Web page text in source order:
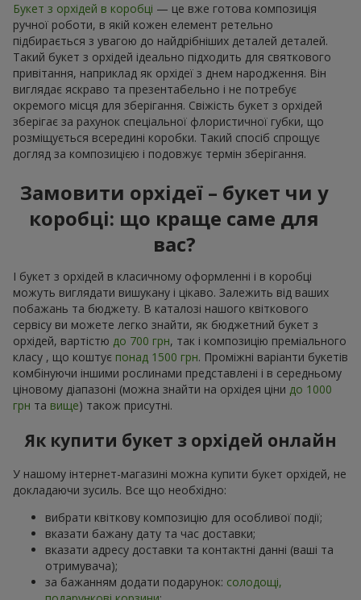
Букет з орхідей в коробці — це вже готова композиція
ручної роботи, в якій кожен елемент ретельно
підбирається з увагою до найдрібніших деталей деталей.
Такий букет з орхідей ідеально підходить для святкового
привітання, наприклад як орхідеї з днем народження. Він
виглядає яскраво та презентабельно і не потребує
окремого місця для зберігання. Свіжість букет з орхідей
зберігає за рахунок спеціальної флористичної губки, що
розміщується всередині коробки. Такий спосіб спрощує
догляд за композицією і подовжує термін зберігання.
Замовити орхідеї – букет чи у
коробці: що краще саме для
вас?
І букет з орхідей в класичному оформленні і в коробці
можуть виглядати вишукану і цікаво. Залежить від ваших
побажань та бюджету. В каталозі нашого квіткового
сервісу ви можете легко знайти, як бюджетний букет з
орхідей, вартістю до 700 грн, так і композицію преміального
класу , що коштує понад 1500 грн. Проміжні варіанти букетів
комбінуючи іншими рослинами представлені і в середньому
ціновому діапазоні (можна знайти на орхідея ціни до 1000
грн та вище) також присутні.
Як купити букет з орхідей онлайн
У нашому інтернет-магазині можна купити букет орхідей, не
докладаючи зусиль. Все що необхідно:
вибрати квіткову композицію для особливої події;
вказати бажану дату та час доставки;
вказати адресу доставки та контактні данні (ваші та
отримувача);
за бажанням додати подарунок: солодощі,